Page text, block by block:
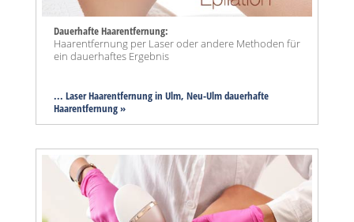
Dauerhafte Haarentfernung:
Haarentfernung per Laser oder andere Methoden für
ein dauerhaftes Ergebnis
... Laser Haarentfernung in Ulm, Neu-Ulm dauerhafte
Haarentfernung »